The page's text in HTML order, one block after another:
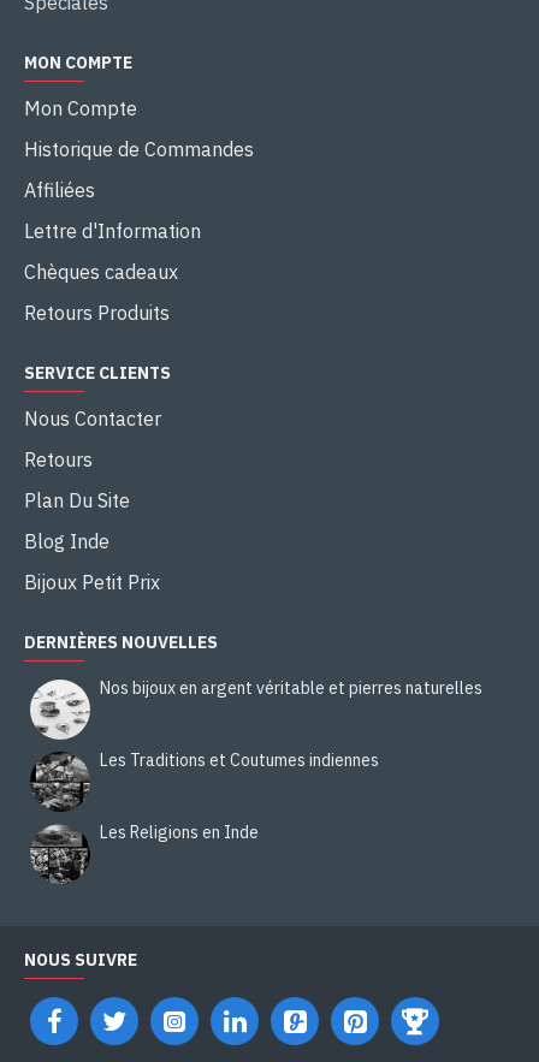
MON COMPTE
Mon Compte
Historique de Commandes
Affiliées
Lettre d'Information
Chèques cadeaux
Retours Produits
SERVICE CLIENTS
Nous Contacter
Retours
Plan Du Site
Blog Inde
Bijoux Petit Prix
DERNIÈRES NOUVELLES
Nos bijoux en argent véritable et pierres naturelles
Les Traditions et Coutumes indiennes
Les Religions en Inde
NOUS SUIVRE